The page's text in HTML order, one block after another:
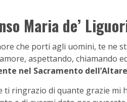
Maria de’
che porti agli uomini, te ne
aspettando, chiamando
nel Sacramento dell’Altare
ti ringrazio di quante grazie mi